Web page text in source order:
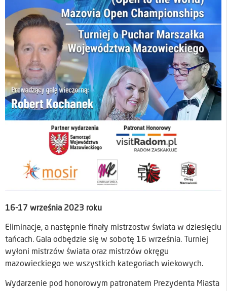
16-17 września 2023 roku
Eliminacje, a następnie finały mistrzostw świata w dziesięciu
tańcach. Gala odbędzie się w sobotę 16 września. Turniej
wyłoni mistrzów świata oraz mistrzów okręgu
mazowieckiego we wszystkich kategoriach wiekowych.
Wydarzenie pod honorowym patronatem Prezydenta Miasta